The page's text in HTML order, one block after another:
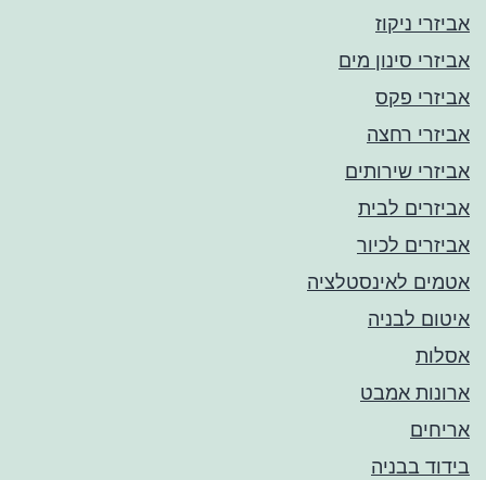
אביזרי ניקוז
אביזרי סינון מים
אביזרי פקס
אביזרי רחצה
אביזרי שירותים
אביזרים לבית
אביזרים לכיור
אטמים לאינסטלציה
איטום לבניה
אסלות
ארונות אמבט
אריחים
בידוד בבניה